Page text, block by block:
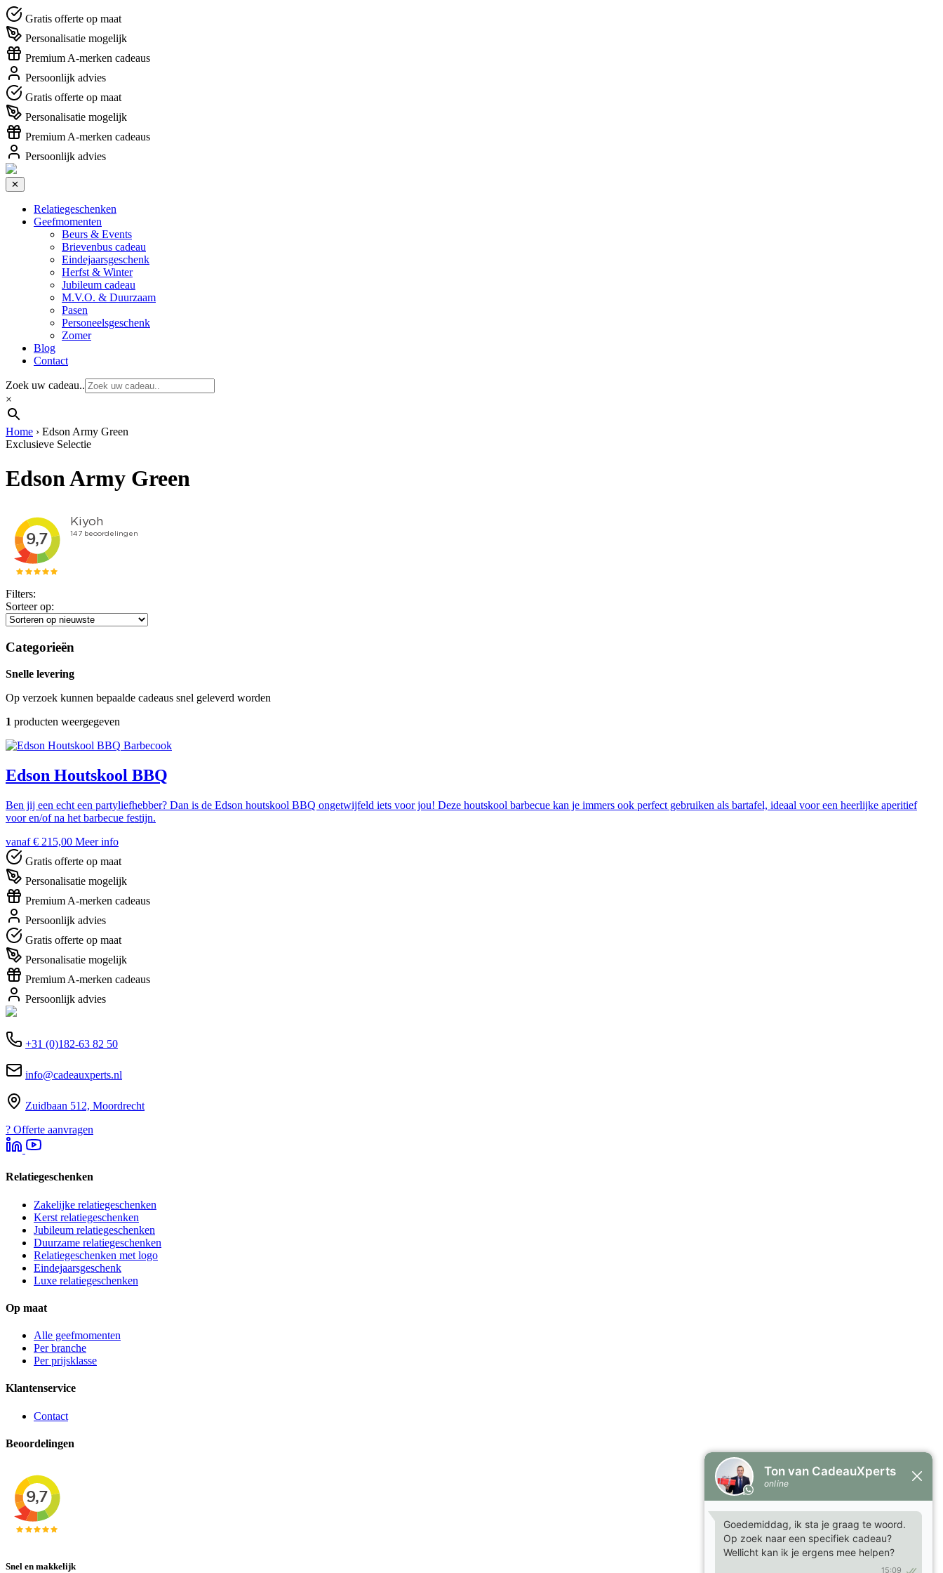
Gratis offerte op maat
Personalisatie mogelijk
Premium A-merken cadeaus
Persoonlijk advies
Gratis offerte op maat
Personalisatie mogelijk
Premium A-merken cadeaus
Persoonlijk advies
✕
Relatiegeschenken
Geefmomenten
Beurs & Events
Brievenbus cadeau
Eindejaarsgeschenk
Herfst & Winter
Jubileum cadeau
M.V.O. & Duurzaam
Pasen
Personeelsgeschenk
Zomer
Blog
Contact
Zoek uw cadeau..
×
Home › Edson Army Green
Exclusieve Selectie
Edson Army Green
Filters:
Sorteer op:
Categorieën
Snelle levering
Op verzoek kunnen bepaalde cadeaus snel geleverd worden
1 producten weergegeven
Barbecook
Edson Houtskool BBQ
Ben jij een echt een partyliefhebber? Dan is de Edson houtskool BBQ ongetwijfeld iets voor jou! Deze houtskool barbecue kan je immers ook perfect gebruiken als bartafel, ideaal voor een heerlijke aperitief
voor en/of na het barbecue festijn.
vanaf € 215,00 Meer info
Gratis offerte op maat
Personalisatie mogelijk
Premium A-merken cadeaus
Persoonlijk advies
Gratis offerte op maat
Personalisatie mogelijk
Premium A-merken cadeaus
Persoonlijk advies
+31 (0)182-63 82 50
info@cadeauxperts.nl
Zuidbaan 512, Moordrecht
? Offerte aanvragen
Relatiegeschenken
Zakelijke relatiegeschenken
Kerst relatiegeschenken
Jubileum relatiegeschenken
Duurzame relatiegeschenken
Relatiegeschenken met logo
Eindejaarsgeschenk
Luxe relatiegeschenken
Op maat
Alle geefmomenten
Per branche
Per prijsklasse
Klantenservice
Contact
Beoordelingen
Snel en makkelijk